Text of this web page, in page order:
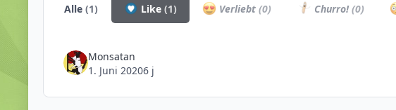
Alle(1) Like (1) Verliebt(0) Churro!(0)
Monsatan
1. Juni 20206 j